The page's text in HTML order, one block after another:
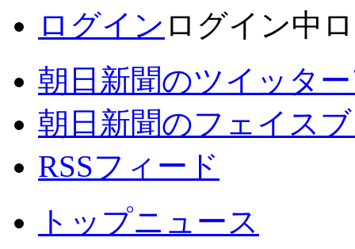
ログイン ログイン中
朝日新聞のツイッタ
朝日新聞のフェイス
RSSフィード
トップニュース